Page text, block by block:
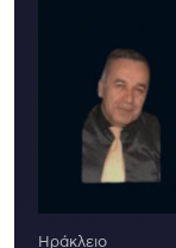
Ηράκλειο